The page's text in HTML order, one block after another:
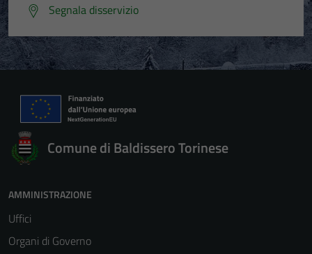
Segnala disservizio
Comune di Baldissero Torinese
AMMINISTRAZIONE
Uffici
Organi di Governo